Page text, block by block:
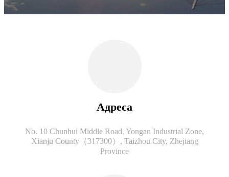
Адреса
No. 10 Chunhui Middle Road, Yongan Industrial Zone,
Xianju County（317300）, Taizhou City, Zhejiang
Province